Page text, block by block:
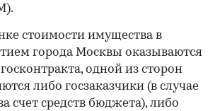
стоимости имущества в
города Москвы оказываются
одной из сторон
либо госзаказчики (в случае
счет средств бюджета), либо